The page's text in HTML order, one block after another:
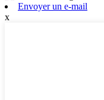
Envoyer un e-mail
x